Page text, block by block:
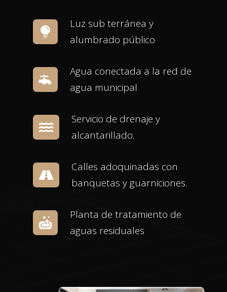

Luz sub terránea y
alumbrado público

Agua conectada a la red de
agua municipal

Servicio de drenaje y
alcantarillado.

Calles adoquinadas con
banquetas y guarniciones.

Planta de tratamiento de
aguas residuales